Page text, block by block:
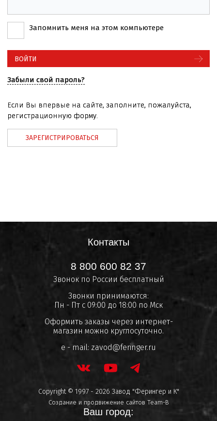
Запомнить меня на этом компьютере
Забыли свой пароль?
Если Вы впервые на сайте, заполните, пожалуйста,
регистрационную форму.
ЗАРЕГИСТРИРОВАТЬСЯ
Контакты
8 800 600 82 37
Звонок по России бесплатный
Звонки принимаются:
Пн - Пт с 09:00 до 18:00 по Мск
Оформить заказы через интернет-
магазин можно круглосуточно.
e - mail: zavod@feringer.ru
Copyright © 1997 - 2026 Завод "Ферингер и К"
Создание и продвижение сайтов Team-B
Ваш город: